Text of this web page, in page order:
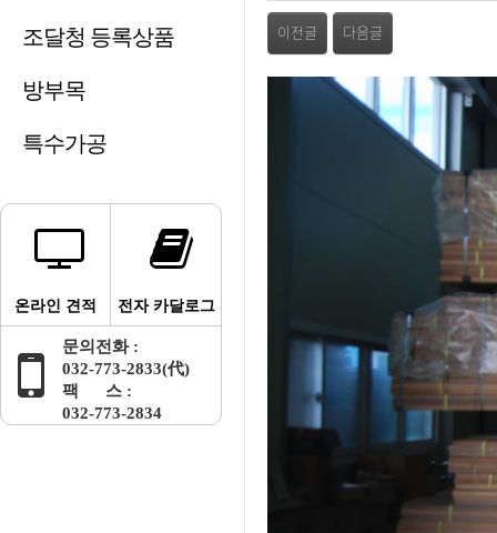
조달청 등록상품
방부목
특수가공
온라인 견적 전자 카달로그
문의전화 :
032-773-2833(代)
팩 스 :
032-773-2834
관련링크
이전글 다음글
본문